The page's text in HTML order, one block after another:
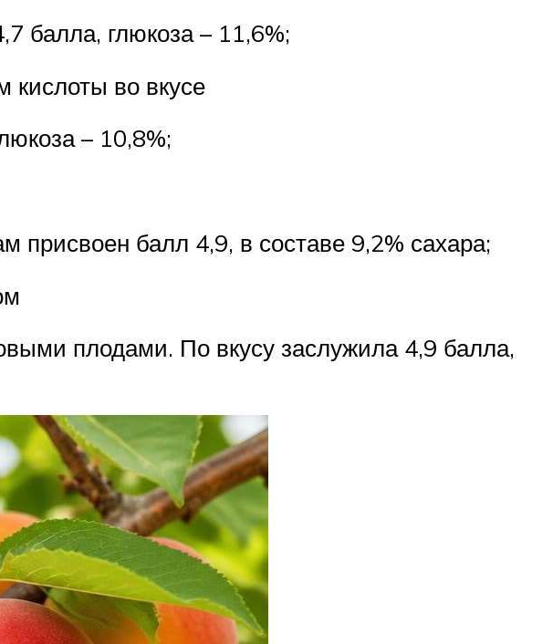
балла, глюкоза – 11,6%;
во вкусе
– 10,8%;
присвоен балл 4,9, в составе 9,2% сахара;
плодами. По вкусу заслужила 4,9 балла,